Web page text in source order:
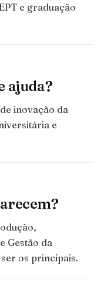
e graduação
ajuda?
inovação da
e
Gestão da
os principais.